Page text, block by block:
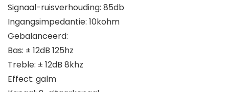
Signaal-ruisverhouding: 85db
Ingangsimpedantie: 10kohm
Gebalanceerd:
Bas: ± 12dB 125hz
Treble: ± 12dB 8khz
Effect: galm